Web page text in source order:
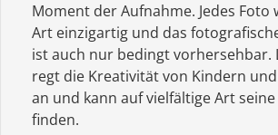
Moment der Aufnahme. Jedes Foto
Art einzigartig und das
ist auch nur bedingt vorhersehbar.
regt die Kreativität von Kindern
an und kann auf vielfältige Art
finden.